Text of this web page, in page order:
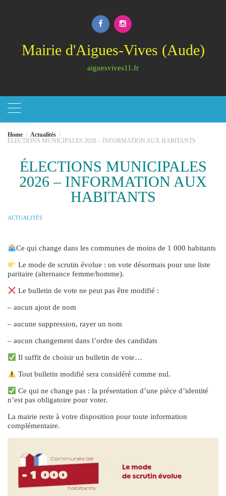
Mairie d'Aigues-Vives (Aude)
aiguesvives11.fr
Home
Actualités
ÉLECTIONS MUNICIPALES 2026 – INFORMATION AUX HABITANTS
ÉLECTIONS MUNICIPALES
2026 – INFORMATION AUX
HABITANTS
ACTUALITÉS
Ce qui change dans les communes de moins de 1 000 habitants
Le mode de scrutin évolue : on vote désormais pour une liste
paritaire (alternance femme/homme).
Le bulletin de vote ne peut pas être modifié :
– aucun ajout de nom
– aucune suppression, rayer un nom
– aucun changement dans l’ordre des candidats
Il suffit de choisir un bulletin de vote…
Tout bulletin modifié sera considéré comme nul.
Ce qui ne change pas : la présentation d’une pièce d’identité
n’est pas obligatoire pour voter.
La mairie reste à votre disposition pour toute information
complémentaire.